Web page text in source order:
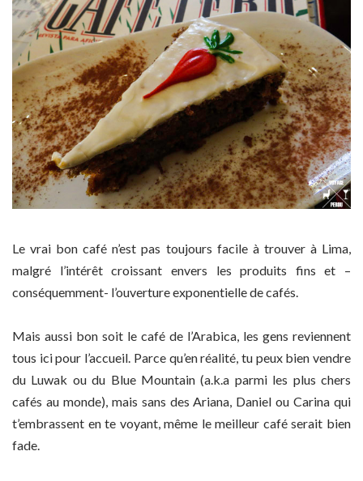
Le vrai bon café n’est pas toujours facile à trouver à Lima,
malgré l’intérêt croissant envers les produits fins et –
conséquemment- l’ouverture exponentielle de cafés.
Mais aussi bon soit le café de l’Arabica, les gens reviennent
tous ici pour l’accueil. Parce qu’en réalité, tu peux bien vendre
du Luwak ou du Blue Mountain (a.k.a parmi les plus chers
cafés au monde), mais sans des Ariana, Daniel ou Carina qui
t’embrassent en te voyant, même le meilleur café serait bien
fade.